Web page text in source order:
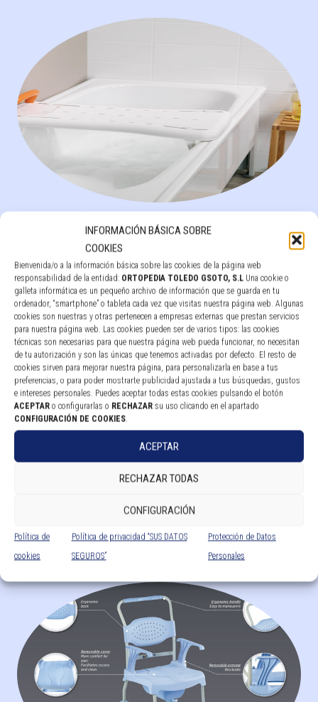
INFORMACIÓN BÁSICA SOBRE
COOKIES
Bienvenida/o a la información básica sobre las cookies de la página web
responsabilidad de la entidad: ORTOPEDIA TOLEDO GSOTO, S.L Una cookie o
galleta informática es un pequeño archivo de información que se guarda en tu
ordenador, “smartphone” o tableta cada vez que visitas nuestra página web. Algunas
cookies son nuestras y otras pertenecen a empresas externas que prestan servicios
para nuestra página web. Las cookies pueden ser de varios tipos: las cookies
técnicas son necesarias para que nuestra página web pueda funcionar, no necesitan
de tu autorización y son las únicas que tenemos activadas por defecto. El resto de
cookies sirven para mejorar nuestra página, para personalizarla en base a tus
preferencias, o para poder mostrarte publicidad ajustada a tus búsquedas, gustos
e intereses personales. Puedes aceptar todas estas cookies pulsando el botón
ACEPTAR o configurarlas o RECHAZAR su uso clicando en el apartado
CONFIGURACIÓN DE COOKIES.
ACEPTAR
RECHAZAR TODAS
CONFIGURACIÓN
Política de
cookies
Política de privacidad “SUS DATOS
SEGUROS”
Protección de Datos
Personales
Leer más